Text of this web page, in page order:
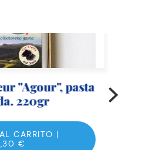
"Agour", pasta
220gr
CARRITO |
€